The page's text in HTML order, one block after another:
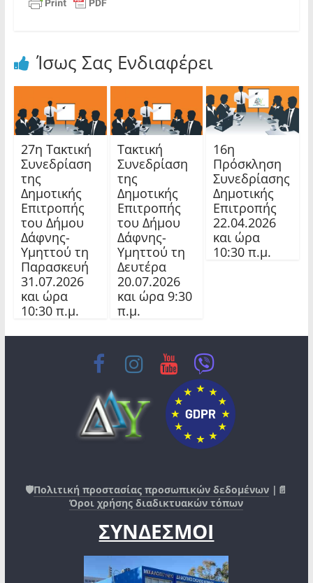
Ίσως Σας Ενδιαφέρει
27η Τακτική
Συνεδρίαση
της
Δημοτικής
Επιτροπής
του Δήμου
Δάφνης-
Υμηττού τη
Παρασκευή
31.07.2026
και ώρα
10:30 π.μ.
Τακτική
Συνεδρίαση
της
Δημοτικής
Επιτροπής
του Δήμου
Δάφνης-
Υμηττού τη
Δευτέρα
20.07.2026
και ώρα 9:30
π.μ.
16η
Πρόσκληση
Συνεδρίασης
Δημοτικής
Επιτροπής
22.04.2026
και ώρα
10:30 π.μ.
🛡️Πολιτική προστασίας προσωπικών δεδομένων |📄
Όροι χρήσης διαδικτυακών τόπων
ΣΥΝΔΕΣΜΟΙ